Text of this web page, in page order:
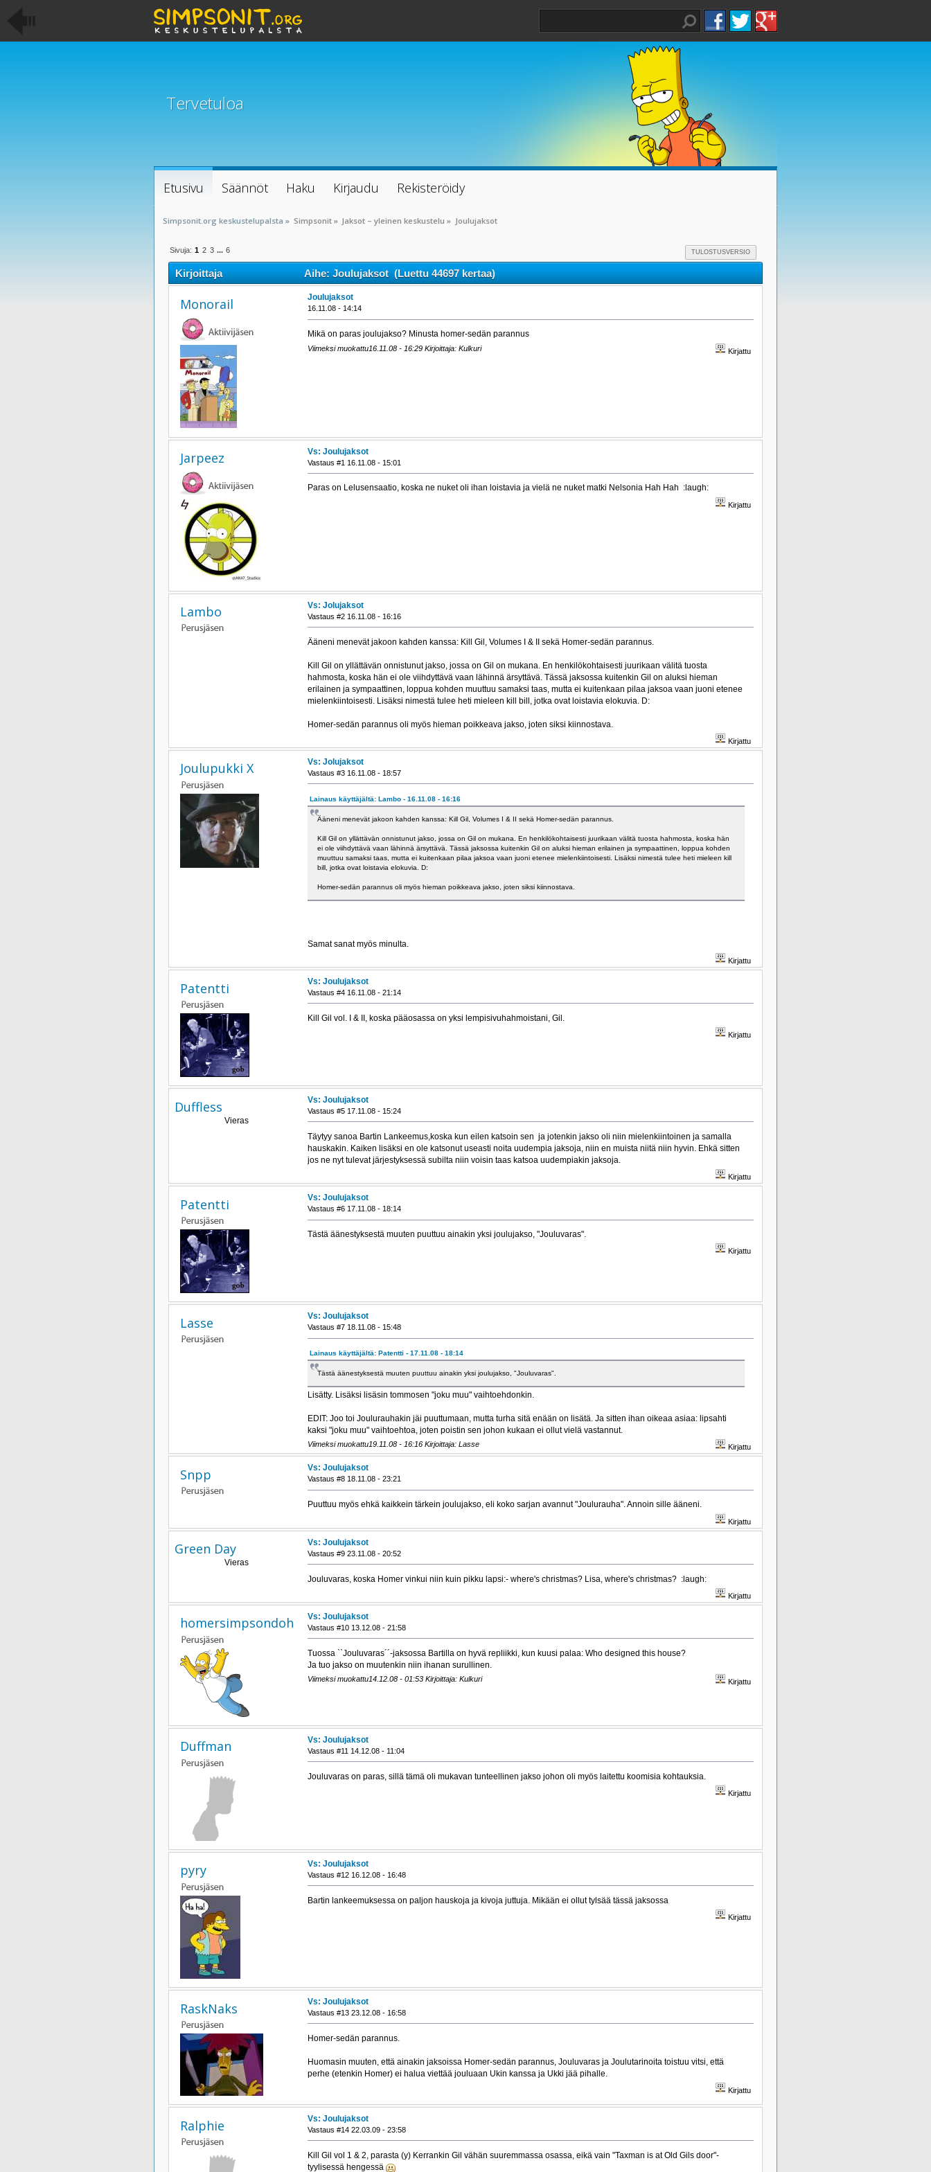
Tervetuloa
Etusivu Säännöt Haku Kirjaudu Rekisteröidy
Simpsonit.org keskustelupalsta » Simpsonit» Jaksot – yleinen keskustelu » Joulujaksot
TULOSTUSVERSIO
Sivuja: 1 2 3 ... 6
Kirjoittaja Aihe: Joulujaksot (Luettu 44697 kertaa)
Monorail Joulujaksot
16.11.08 - 14:14
Mikä on paras joulujakso? Minusta homer-sedän parannus
Viimeksi muokattu16.11.08 - 16:29 Kirjoittaja: Kulkuri Kirjattu
Jarpeez Vs: Joulujaksot
Vastaus #1 16.11.08 - 15:01
Paras on Lelusensaatio, koska ne nuket oli ihan loistavia ja vielä ne nuket matki Nelsonia Hah Hah :laugh:
Kirjattu
Lambo Vs: Jolujaksot
Vastaus #2 16.11.08 - 16:16
Ääneni menevät jakoon kahden kanssa: Kill Gil, Volumes I & II sekä Homer-sedän parannus.
Kill Gil on yllättävän onnistunut jakso, jossa on Gil on mukana. En henkilökohtaisesti juurikaan välitä tuosta
hahmosta, koska hän ei ole viihdyttävä vaan lähinnä ärsyttävä. Tässä jaksossa kuitenkin Gil on aluksi hieman
erilainen ja sympaattinen, loppua kohden muuttuu samaksi taas, mutta ei kuitenkaan pilaa jaksoa vaan juoni etenee
mielenkiintoisesti. Lisäksi nimestä tulee heti mieleen kill bill, jotka ovat loistavia elokuvia. D:
Homer-sedän parannus oli myös hieman poikkeava jakso, joten siksi kiinnostava.
Kirjattu
Joulupukki X Vs: Jolujaksot
Vastaus #3 16.11.08 - 18:57
Lainaus käyttäjältä: Lambo - 16.11.08 - 16:16
Ääneni menevät jakoon kahden kanssa: Kill Gil, Volumes I & II sekä Homer-sedän parannus.
Kill Gil on yllättävän onnistunut jakso, jossa on Gil on mukana. En henkilökohtaisesti juurikaan välitä tuosta hahmosta, koska hän
ei ole viihdyttävä vaan lähinnä ärsyttävä. Tässä jaksossa kuitenkin Gil on aluksi hieman erilainen ja sympaattinen, loppua kohden
muuttuu samaksi taas, mutta ei kuitenkaan pilaa jaksoa vaan juoni etenee mielenkiintoisesti. Lisäksi nimestä tulee heti mieleen kill
bill, jotka ovat loistavia elokuvia. D:
Homer-sedän parannus oli myös hieman poikkeava jakso, joten siksi kiinnostava.
Samat sanat myös minulta.
Kirjattu
Patentti Vs: Joulujaksot
Vastaus #4 16.11.08 - 21:14
Kill Gil vol. I & II, koska pääosassa on yksi lempisivuhahmoistani, Gil.
Kirjattu
Duffless
Vieras
Vs: Joulujaksot
Vastaus #5 17.11.08 - 15:24
Täytyy sanoa Bartin Lankeemus,koska kun eilen katsoin sen ja jotenkin jakso oli niin mielenkiintoinen ja samalla
hauskakin. Kaiken lisäksi en ole katsonut useasti noita uudempia jaksoja, niin en muista niitä niin hyvin. Ehkä sitten
jos ne nyt tulevat järjestyksessä subilta niin voisin taas katsoa uudempiakin jaksoja.
Kirjattu
Patentti Vs: Joulujaksot
Vastaus #6 17.11.08 - 18:14
Tästä äänestyksestä muuten puuttuu ainakin yksi joulujakso, "Jouluvaras".
Kirjattu
Lasse Vs: Joulujaksot
Vastaus #7 18.11.08 - 15:48
Lainaus käyttäjältä: Patentti - 17.11.08 - 18:14
Tästä äänestyksestä muuten puuttuu ainakin yksi joulujakso, "Jouluvaras".
Lisätty. Lisäksi lisäsin tommosen "joku muu" vaihtoehdonkin.
EDIT: Joo toi Joulurauhakin jäi puuttumaan, mutta turha sitä enään on lisätä. Ja sitten ihan oikeaa asiaa: lipsahti
kaksi "joku muu" vaihtoehtoa, joten poistin sen johon kukaan ei ollut vielä vastannut.
Viimeksi muokattu19.11.08 - 16:16 Kirjoittaja: Lasse Kirjattu
Snpp Vs: Joulujaksot
Vastaus #8 18.11.08 - 23:21
Puuttuu myös ehkä kaikkein tärkein joulujakso, eli koko sarjan avannut "Joulurauha". Annoin sille ääneni.
Kirjattu
Green Day
Vieras
Vs: Joulujaksot
Vastaus #9 23.11.08 - 20:52
Jouluvaras, koska Homer vinkui niin kuin pikku lapsi:- where's christmas? Lisa, where's christmas? :laugh:
Kirjattu
homersimpsondoh Vs: Joulujaksot
Vastaus #10 13.12.08 - 21:58
Tuossa ``Jouluvaras´´-jaksossa Bartilla on hyvä repliikki, kun kuusi palaa: Who designed this house?
Ja tuo jakso on muutenkin niin ihanan surullinen.
Viimeksi muokattu14.12.08 - 01:53 Kirjoittaja: Kulkuri Kirjattu
Duffman Vs: Joulujaksot
Vastaus #11 14.12.08 - 11:04
Jouluvaras on paras, sillä tämä oli mukavan tunteellinen jakso johon oli myös laitettu koomisia kohtauksia.
Kirjattu
pyry Vs: Joulujaksot
Vastaus #12 16.12.08 - 16:48
Bartin lankeemuksessa on paljon hauskoja ja kivoja juttuja. Mikään ei ollut tylsää tässä jaksossa
Kirjattu
RaskNaks Vs: Joulujaksot
Vastaus #13 23.12.08 - 16:58
Homer-sedän parannus.
Huomasin muuten, että ainakin jaksoissa Homer-sedän parannus, Jouluvaras ja Joulutarinoita toistuu vitsi, että
perhe (etenkin Homer) ei halua viettää jouluaan Ukin kanssa ja Ukki jää pihalle.
Kirjattu
Ralphie Vs: Joulujaksot
Vastaus #14 22.03.09 - 23:58
Kill Gil vol 1 & 2, parasta (y) Kerrankin Gil vähän suuremmassa osassa, eikä vain "Taxman is at Old Gils door"-
tyylisessä hengessä